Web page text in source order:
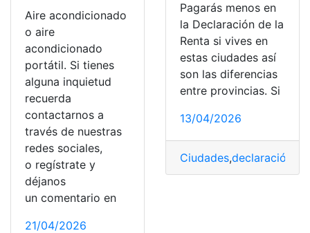
Aire acondicionado
o aire
acondicionado
portátil. Si tienes
alguna inquietud
recuerda
contactarnos a
través de nuestras
redes sociales,
o regístrate y
déjanos
un comentario en
21/04/2026
Pagarás menos en
la Declaración de la
Renta si vives en
estas ciudades así
son las diferencias
entre provincias. Si
13/04/2026
Ciudades,declaración